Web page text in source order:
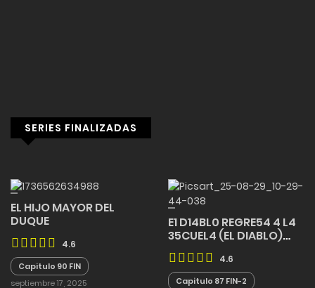
SERIES FINALIZADAS
EL HIJO MAYOR DEL
DUQUE
4.6
Capitulo 90 FIN
septiembre 17, 2025
E1 D14BL0 REGRE54 4 L4
35CUEL4 (EL DIABLO)
FINALIZADO
4.6
Capitulo 87 FIN-2